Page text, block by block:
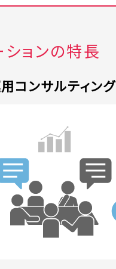
ションの特長
コンサルティング